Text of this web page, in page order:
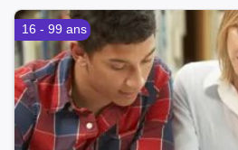
16 - 99 ans